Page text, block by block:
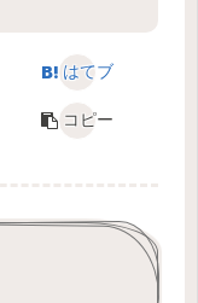
はてブ
コピー